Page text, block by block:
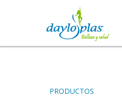
PRODUCTOS